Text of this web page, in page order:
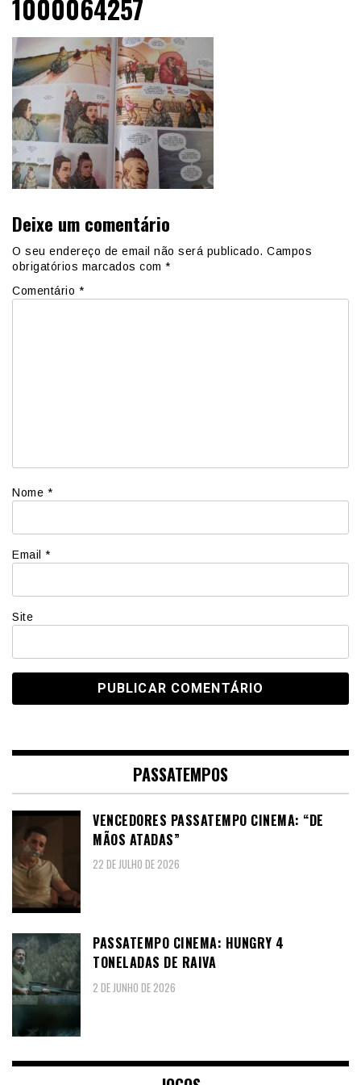
1000064257
Deixe um comentário
O seu endereço de email não será publicado. Campos
obrigatórios marcados com *
Comentário *
Nome *
Email *
Site
PASSATEMPOS
VENCEDORES PASSATEMPO CINEMA: “DE
MÃOS ATADAS”
22 DE JULHO DE 2026
PASSATEMPO CINEMA: HUNGRY 4
TONELADAS DE RAIVA
2 DE JUNHO DE 2026